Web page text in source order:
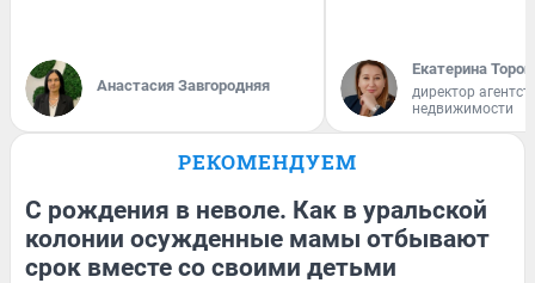
Анастасия Завгородняя
Екатерина
директор
недвижимости
РЕКОМЕНДУЕМ
С рождения в неволе. Как в уральской
колонии осужденные мамы отбывают
срок вместе со своими детьми